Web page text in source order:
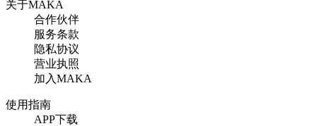
关于MAKA
合作伙伴
服务条款
隐私协议
营业执照
加入MAKA
使用指南
APP下载